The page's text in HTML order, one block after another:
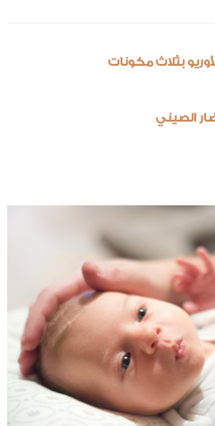
بثلاث مكونات
الصيني